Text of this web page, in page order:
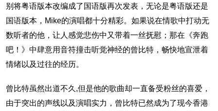
别将粤语版本改编成了国语版再次发表，无论是粤语版还是
国语版本，Mike的演唱都十分精彩。如果说在情歌中打动无
数听者的他，让人感觉悲伤中又带着一丝抚慰；那在《奔跑
吧！》中肆意用音符撞击听觉神经的曾比特，畅快地宣泄着
情绪以及过往的经历。
曾比特虽然出道不久,但是他的歌曲却一直备受粉丝的喜爱，
由于突出的声线以及演唱实力，曾比特已然成为了现今香港